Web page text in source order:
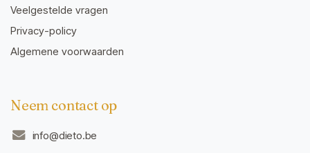
Veelgestelde vragen
Privacy-policy
Algemene voorwaarden
Neem contact op
info@dieto.be